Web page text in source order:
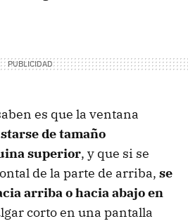
es que la ventana
de tamaño
superior, y que si se
de la parte de arriba, se
arriba o hacia abajo en
corto en una pantalla